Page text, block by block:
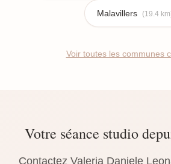
Malavillers (19.4
Voir toutes les communes
Votre séance studio
Contactez Valeria Daniele